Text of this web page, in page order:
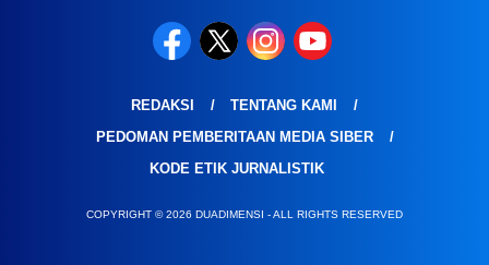
REDAKSI
TENTANG KAMI
PEDOMAN PEMBERITAAN MEDIA SIBER
KODE ETIK JURNALISTIK
COPYRIGHT © 2026 DUADIMENSI - ALL RIGHTS RESERVED